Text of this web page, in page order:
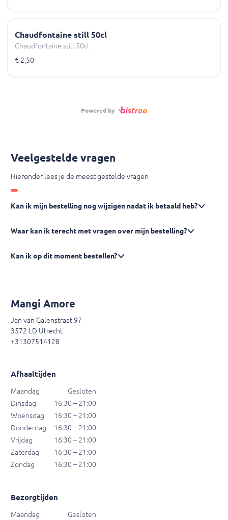
Chaudfontaine still 50cl
Chaudfontaine still 50cl
€ 2,50
Powered by
Veelgestelde vragen
Hieronder lees je de meest gestelde vragen
Kan ik mijn bestelling nog wijzigen nadat ik betaald heb?
Waar kan ik terecht met vragen over mijn bestelling?
Kan ik op dit moment bestellen?
Mangi Amore
Jan van Galenstraat 97
3572 LD Utrecht
+31307514128
Afhaaltijden
Maandag
Gesloten
Dinsdag
16:30 – 21:00
Woensdag
16:30 – 21:00
Donderdag
16:30 – 21:00
Vrijdag
16:30 – 21:00
Zaterdag
16:30 – 21:00
Zondag
16:30 – 21:00
Bezorgtijden
Maandag Gesloten